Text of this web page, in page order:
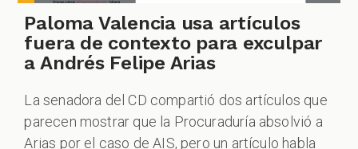
Paloma Valencia usa artículos
fuera de contexto para exculpar
a Andrés Felipe Arias
La senadora del CD compartió dos artículos que
parecen mostrar que la Procuraduría absolvió a
Arias por el caso de AIS, pero un artículo habla